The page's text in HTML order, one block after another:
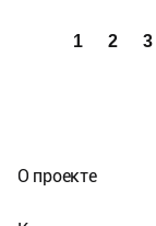
1 2 3
О проекте